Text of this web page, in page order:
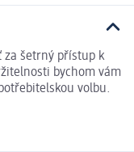
za šetrný přístup k
bychom vám
volbu.